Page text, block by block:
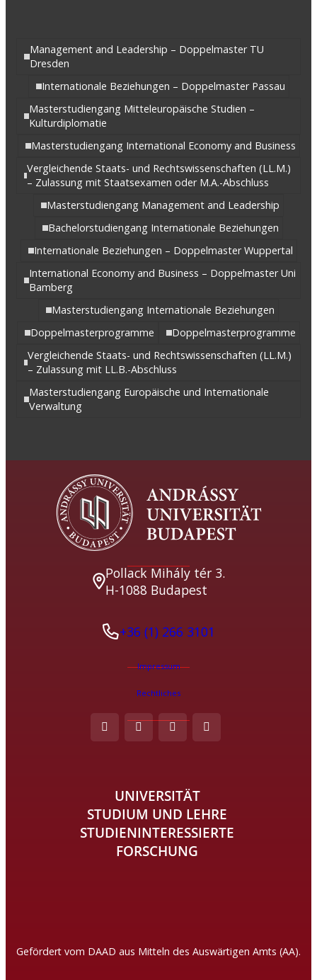
Management and Leadership – Doppelmaster TU
Dresden
Internationale Beziehungen – Doppelmaster Passau
Masterstudiengang Mitteleuropäische Studien –
Kulturdiplomatie
Masterstudiengang International Economy and Business
Vergleichende Staats- und Rechtswissenschaften (LL.M.)
– Zulassung mit Staatsexamen oder M.A.-Abschluss
Masterstudiengang Management and Leadership
Bachelorstudiengang Internationale Beziehungen
Internationale Beziehungen – Doppelmaster Wuppertal
International Economy and Business – Doppelmaster Uni
Bamberg
Masterstudiengang Internationale Beziehungen
Doppelmasterprogramme
Doppelmasterprogramme
Vergleichende Staats- und Rechtswissenschaften (LL.M.)
– Zulassung mit LL.B.-Abschluss
Masterstudiengang Europäische und Internationale
Verwaltung
Pollack Mihály tér 3.
H-1088 Budapest
+36 (1) 266 3101
Impressum
Rechtliches
UNIVERSITÄT
STUDIUM UND LEHRE
STUDIENINTERESSIERTE
FORSCHUNG
Gefördert vom DAAD aus Mitteln des Auswärtigen Amts (AA).